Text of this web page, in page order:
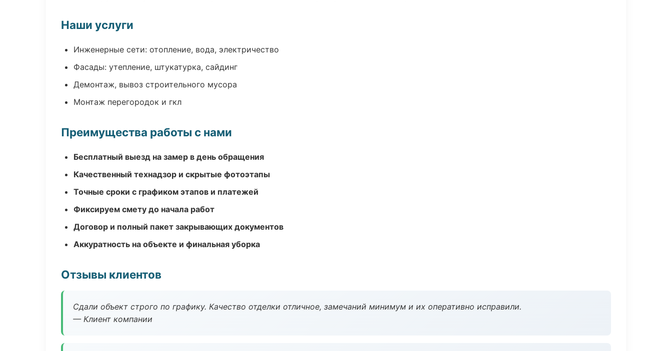
Наши услуги
Инженерные сети: отопление, вода, электричество
Фасады: утепление, штукатурка, сайдинг
Демонтаж, вывоз строительного мусора
Монтаж перегородок и гкл
Преимущества работы с нами
Бесплатный выезд на замер в день обращения
Качественный технадзор и скрытые фотоэтапы
Точные сроки с графиком этапов и платежей
Фиксируем смету до начала работ
Договор и полный пакет закрывающих документов
Аккуратность на объекте и финальная уборка
Отзывы клиентов
Сдали объект строго по графику. Качество отделки отличное, замечаний минимум и их оперативно исправили.
— Клиент компании